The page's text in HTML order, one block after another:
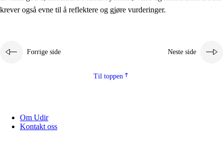
krever også evne til å reflektere og gjøre vurderinger.
Forrige side Neste side
Til toppen
Om Udir
Kontakt oss